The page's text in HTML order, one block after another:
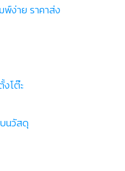
พ์ง่าย ราคาส่ง
โต๊ะ
นวัสดุ